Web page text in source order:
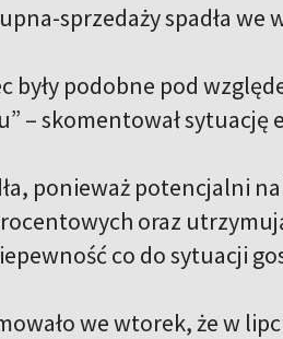
sprzedaży spadła
były podobne pod
– skomentował sytuację
ponieważ potencjalni
oraz
co do sytuacji
we wtorek, że w